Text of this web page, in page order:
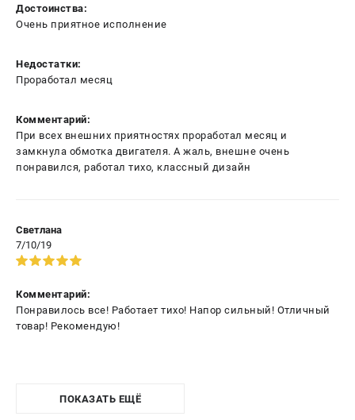
Достоинства:
Очень приятное исполнение
Недостатки:
Проработал месяц
Комментарий:
При всех внешних приятностях проработал месяц и
замкнула обмотка двигателя. А жаль, внешне очень
понравился, работал тихо, классный дизайн
Светлана
7/10/19
Комментарий:
Понравилось все! Работает тихо! Напор сильный! Отличный
товар! Рекомендую!
ПОКАЗАТЬ ЕЩЁ